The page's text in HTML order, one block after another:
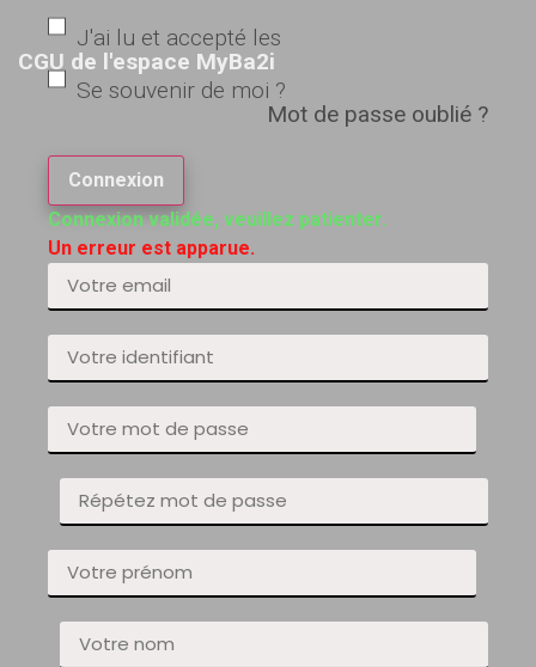
J'ai lu et accepté les
CGU de l'espace MyBa2i
Se souvenir de moi ?
Mot de passe oublié ?
Connexion
Connexion validée, veuillez patienter.
Un erreur est apparue.